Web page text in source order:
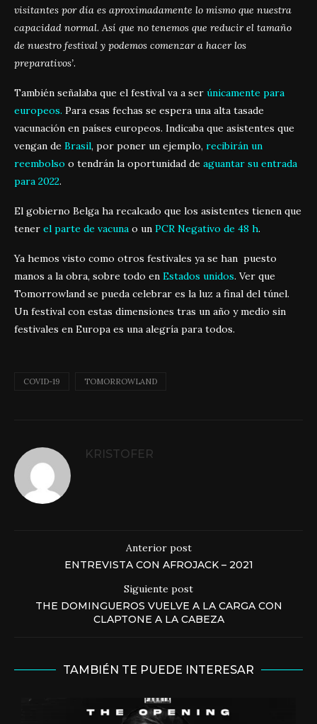
visitantes por día es aproximadamente lo mismo que nuestra
capacidad normal. Así que no tenemos que reducir el tamaño
de nuestro festival y podemos comenzar a hacer los
preparativos’.
También señalaba que el festival va a ser únicamente para
europeos. Para esas fechas se espera una alta tasade
vacunación en países europeos. Indicaba que asistentes que
vengan de Brasil, por poner un ejemplo, recibirán un
reembolso o tendrán la oportunidad de aguantar su entrada
para 2022.
El gobierno Belga ha recalcado que los asistentes tienen que
tener el parte de vacuna o un PCR Negativo de 48 h.
Ya hemos visto como otros festivales ya se han puesto
manos a la obra, sobre todo en Estados unidos. Ver que
Tomorrowland se pueda celebrar es la luz a final del túnel.
Un festival con estas dimensiones tras un año y medio sin
festivales en Europa es una alegría para todos.
COVID-19 TOMORROWLAND
KRISTOFER
Anterior post
ENTREVISTA CON AFROJACK – 2021
Siguiente post
THE DOMINGUEROS VUELVE A LA CARGA CON
CLAPTONE A LA CABEZA
TAMBIÉN TE PUEDE INTERESAR